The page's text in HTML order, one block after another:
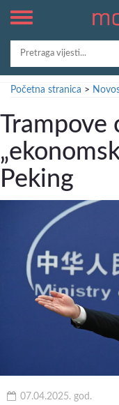
Početna stranica >
Trampove
Peking
07.04.2025. god.